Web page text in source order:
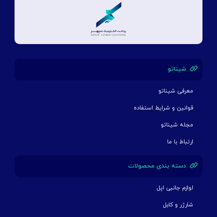
شیناتو
معرفی شیناتو
قوانین و شرایط استفاده
مجله شیناتو
ارتباط با ما
دسته بندی محصولات
لوازم جانبی اپل
شارژر و کابل